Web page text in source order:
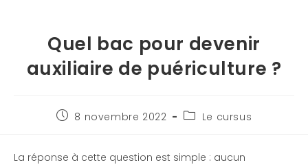
Quel bac pour devenir
auxiliaire de puériculture ?
8 novembre 2022 Le cursus
La réponse à cette question est simple : aucun